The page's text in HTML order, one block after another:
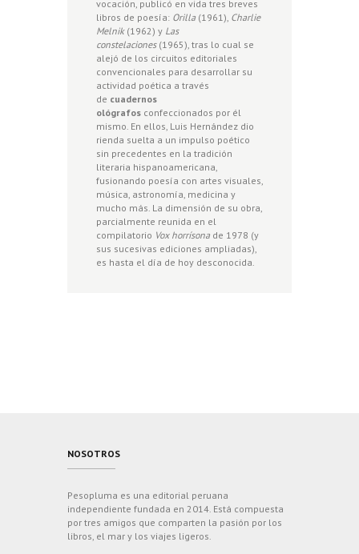
vocación, publicó en vida tres breves
libros de poesía: Orilla (1961), Charlie
Melnik(1962) y Las
constelaciones(1965), tras lo cual se
alejó de los circuitos editoriales
convencionales para desarrollar su
actividad poética a través
de cuadernos
ológrafos confeccionados por él
mismo. En ellos, Luis Hernández dio
rienda suelta a un impulso poético
sin precedentes en la tradición
literaria hispanoamericana,
fusionando poesía con artes visuales,
música, astronomía, medicina y
mucho más. La dimensión de su obra,
parcialmente reunida en el
compilatorio Vox horrísona de 1978 (y
sus sucesivas ediciones ampliadas),
es hasta el día de hoy desconocida.
NOSOTROS
Pesopluma es una editorial peruana
independiente fundada en 2014. Está compuesta
por tres amigos que comparten la pasión por los
libros, el mar y los viajes ligeros.